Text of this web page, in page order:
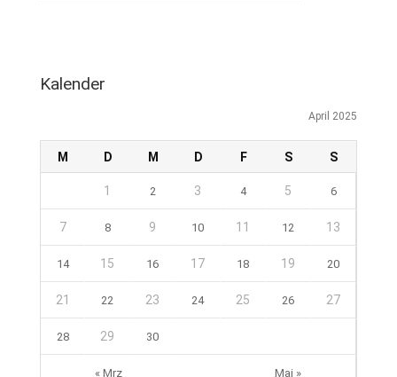
Kalender
April 2025
M D M D F S S
« Mrz Mai »
1 2 3 4 5 6
7 8 9 10 11 12 13
14 15 16 17 18 19 20
21 22 23 24 25 26 27
28 29 30